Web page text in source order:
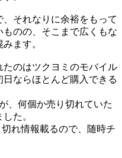
それなりに余裕をもって
のの、そこまで広くもな
ます。
のはツクヨミのモバイル
ならほとんど購入できる
、何個か売り切れていた
た。
れ情報載るので、随時チ